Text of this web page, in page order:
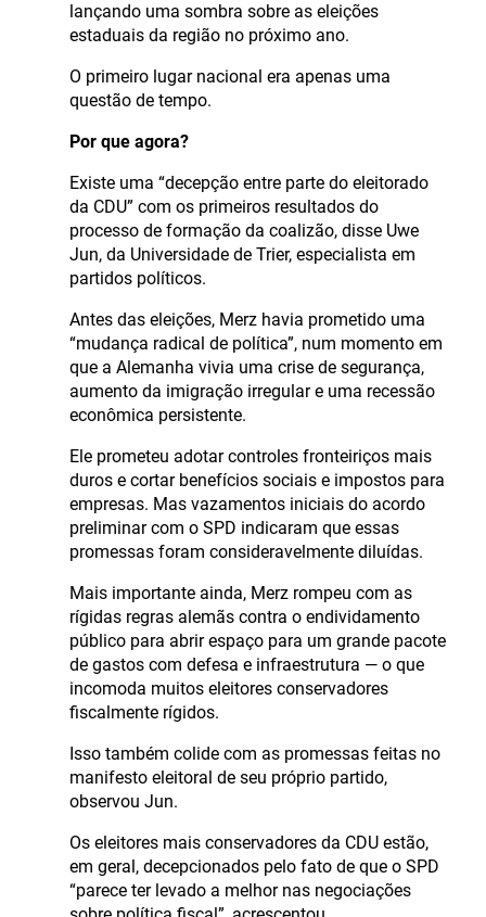
lançando uma sombra sobre as eleições
estaduais da região no próximo ano.
O primeiro lugar nacional era apenas uma
questão de tempo.
Por que agora?
Existe uma “decepção entre parte do eleitorado
da CDU” com os primeiros resultados do
processo de formação da coalizão, disse Uwe
Jun, da Universidade de Trier, especialista em
partidos políticos.
Antes das eleições, Merz havia prometido uma
“mudança radical de política”, num momento em
que a Alemanha vivia uma crise de segurança,
aumento da imigração irregular e uma recessão
econômica persistente.
Ele prometeu adotar controles fronteiriços mais
duros e cortar benefícios sociais e impostos para
empresas. Mas vazamentos iniciais do acordo
preliminar com o SPD indicaram que essas
promessas foram consideravelmente diluídas.
Mais importante ainda, Merz rompeu com as
rígidas regras alemãs contra o endividamento
público para abrir espaço para um grande pacote
de gastos com defesa e infraestrutura — o que
incomoda muitos eleitores conservadores
fiscalmente rígidos.
Isso também colide com as promessas feitas no
manifesto eleitoral de seu próprio partido,
observou Jun.
Os eleitores mais conservadores da CDU estão,
em geral, decepcionados pelo fato de que o SPD
“parece ter levado a melhor nas negociações